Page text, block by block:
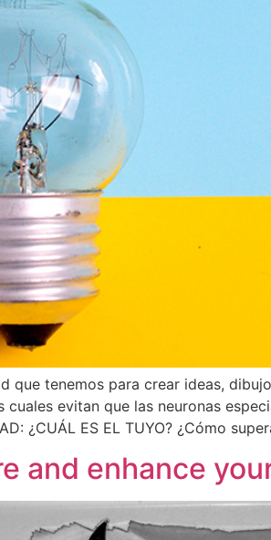
que tenemos para crear ideas,
evitan que las neuronas
¿CUÁL ES EL TUYO? ¿Cómo
and enhance